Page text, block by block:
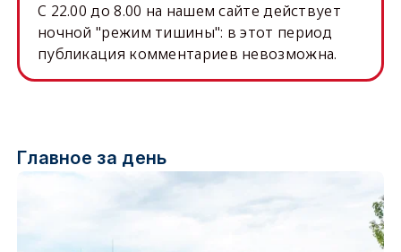
C 22.00 до 8.00 на нашем сайте действует
ночной "режим тишины": в этот период
публикация комментариев невозможна.
Главное за день